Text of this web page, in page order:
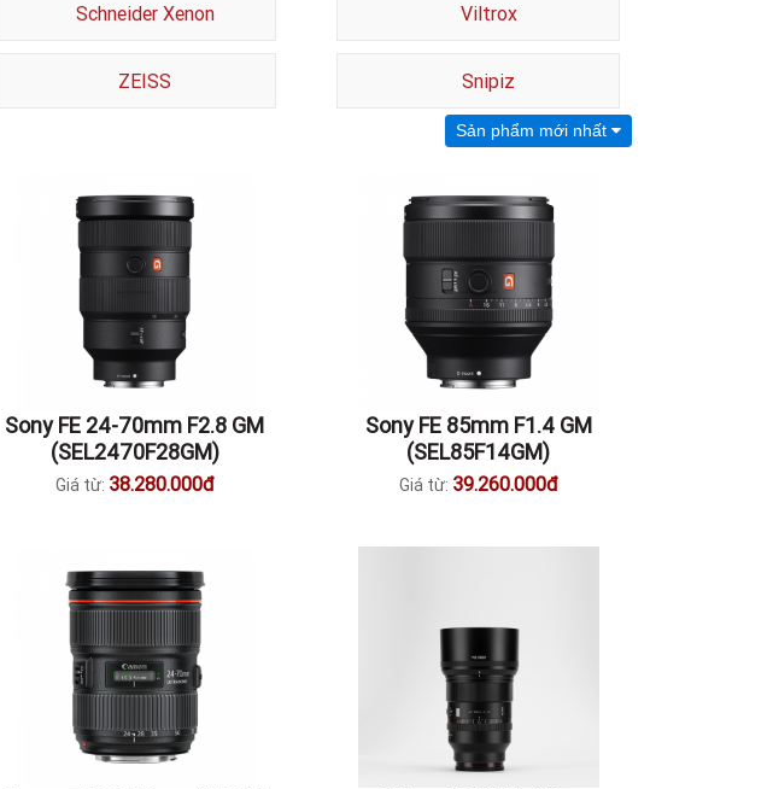
Schneider Xenon Viltrox
ZEISS Snipiz
Sản phẩm mới nhất
Sony FE 24-70mm F2.8 GM
(SEL2470F28GM)
Giá từ: 38.280.000đ
Sony FE 85mm F1.4 GM
(SEL85F14GM)
Giá từ: 39.260.000đ